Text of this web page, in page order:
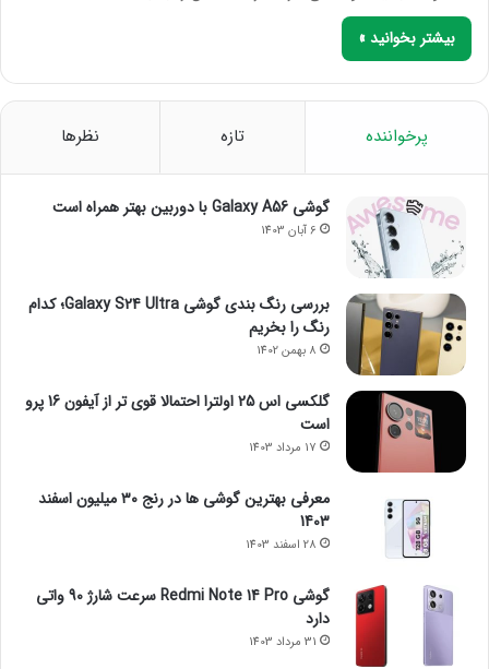
بیشتر بخوانید »
پرخواننده تازه نظرها
گوشی Galaxy A56 با دوربین بهتر همراه است
6 آبان 1403
بررسی رنگ بندی گوشی Galaxy S24 Ultra؛ کدام
رنگ را بخریم
8 بهمن 1402
گلکسی اس 25 اولترا احتمالا قوی تر از آیفون 16 پرو
است
17 مرداد 1403
معرفی بهترین گوشی ها در رنج ۳۰ میلیون اسفند
1403
28 اسفند 1403
گوشی Redmi Note 14 Pro سرعت شارژ 90 واتی
دارد
31 مرداد 1403